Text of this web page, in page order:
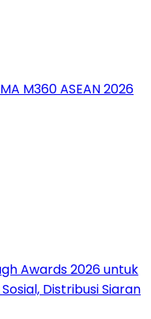
M360 ASEAN 2026
Awards 2026 untuk
Distribusi Siaran